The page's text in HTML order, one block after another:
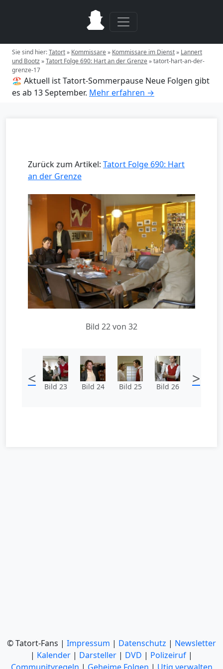
Sie sind hier:Tatort» Kommissare» Kommissare im Dienst» Lannert
und Bootz»Tatort Folge 690: Hart an der Grenze»tatort-hart-an-der-
grenze-17
🏖️ Aktuell ist Tatort-Sommerpause Neue Folgen gibt
es ab 13 September. Mehr erfahren →
Zurück zum Artikel: Tatort Folge 690: Hart
an der Grenze
Bild 22 von 32
< Bild 23 Bild 24 Bild 25 Bild 26 >
© Tatort-Fans | Impressum | Datenschutz | Newsletter
| Kalender | Darsteller | DVD | Polizeiruf |